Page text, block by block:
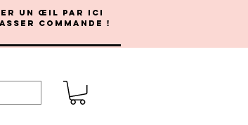
un œil par ici
commande !